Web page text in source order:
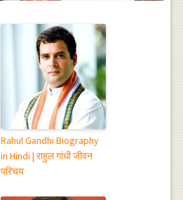
Rahul Gandhi Biography
in Hindi | राहुल गांधी जीवन
परिचय